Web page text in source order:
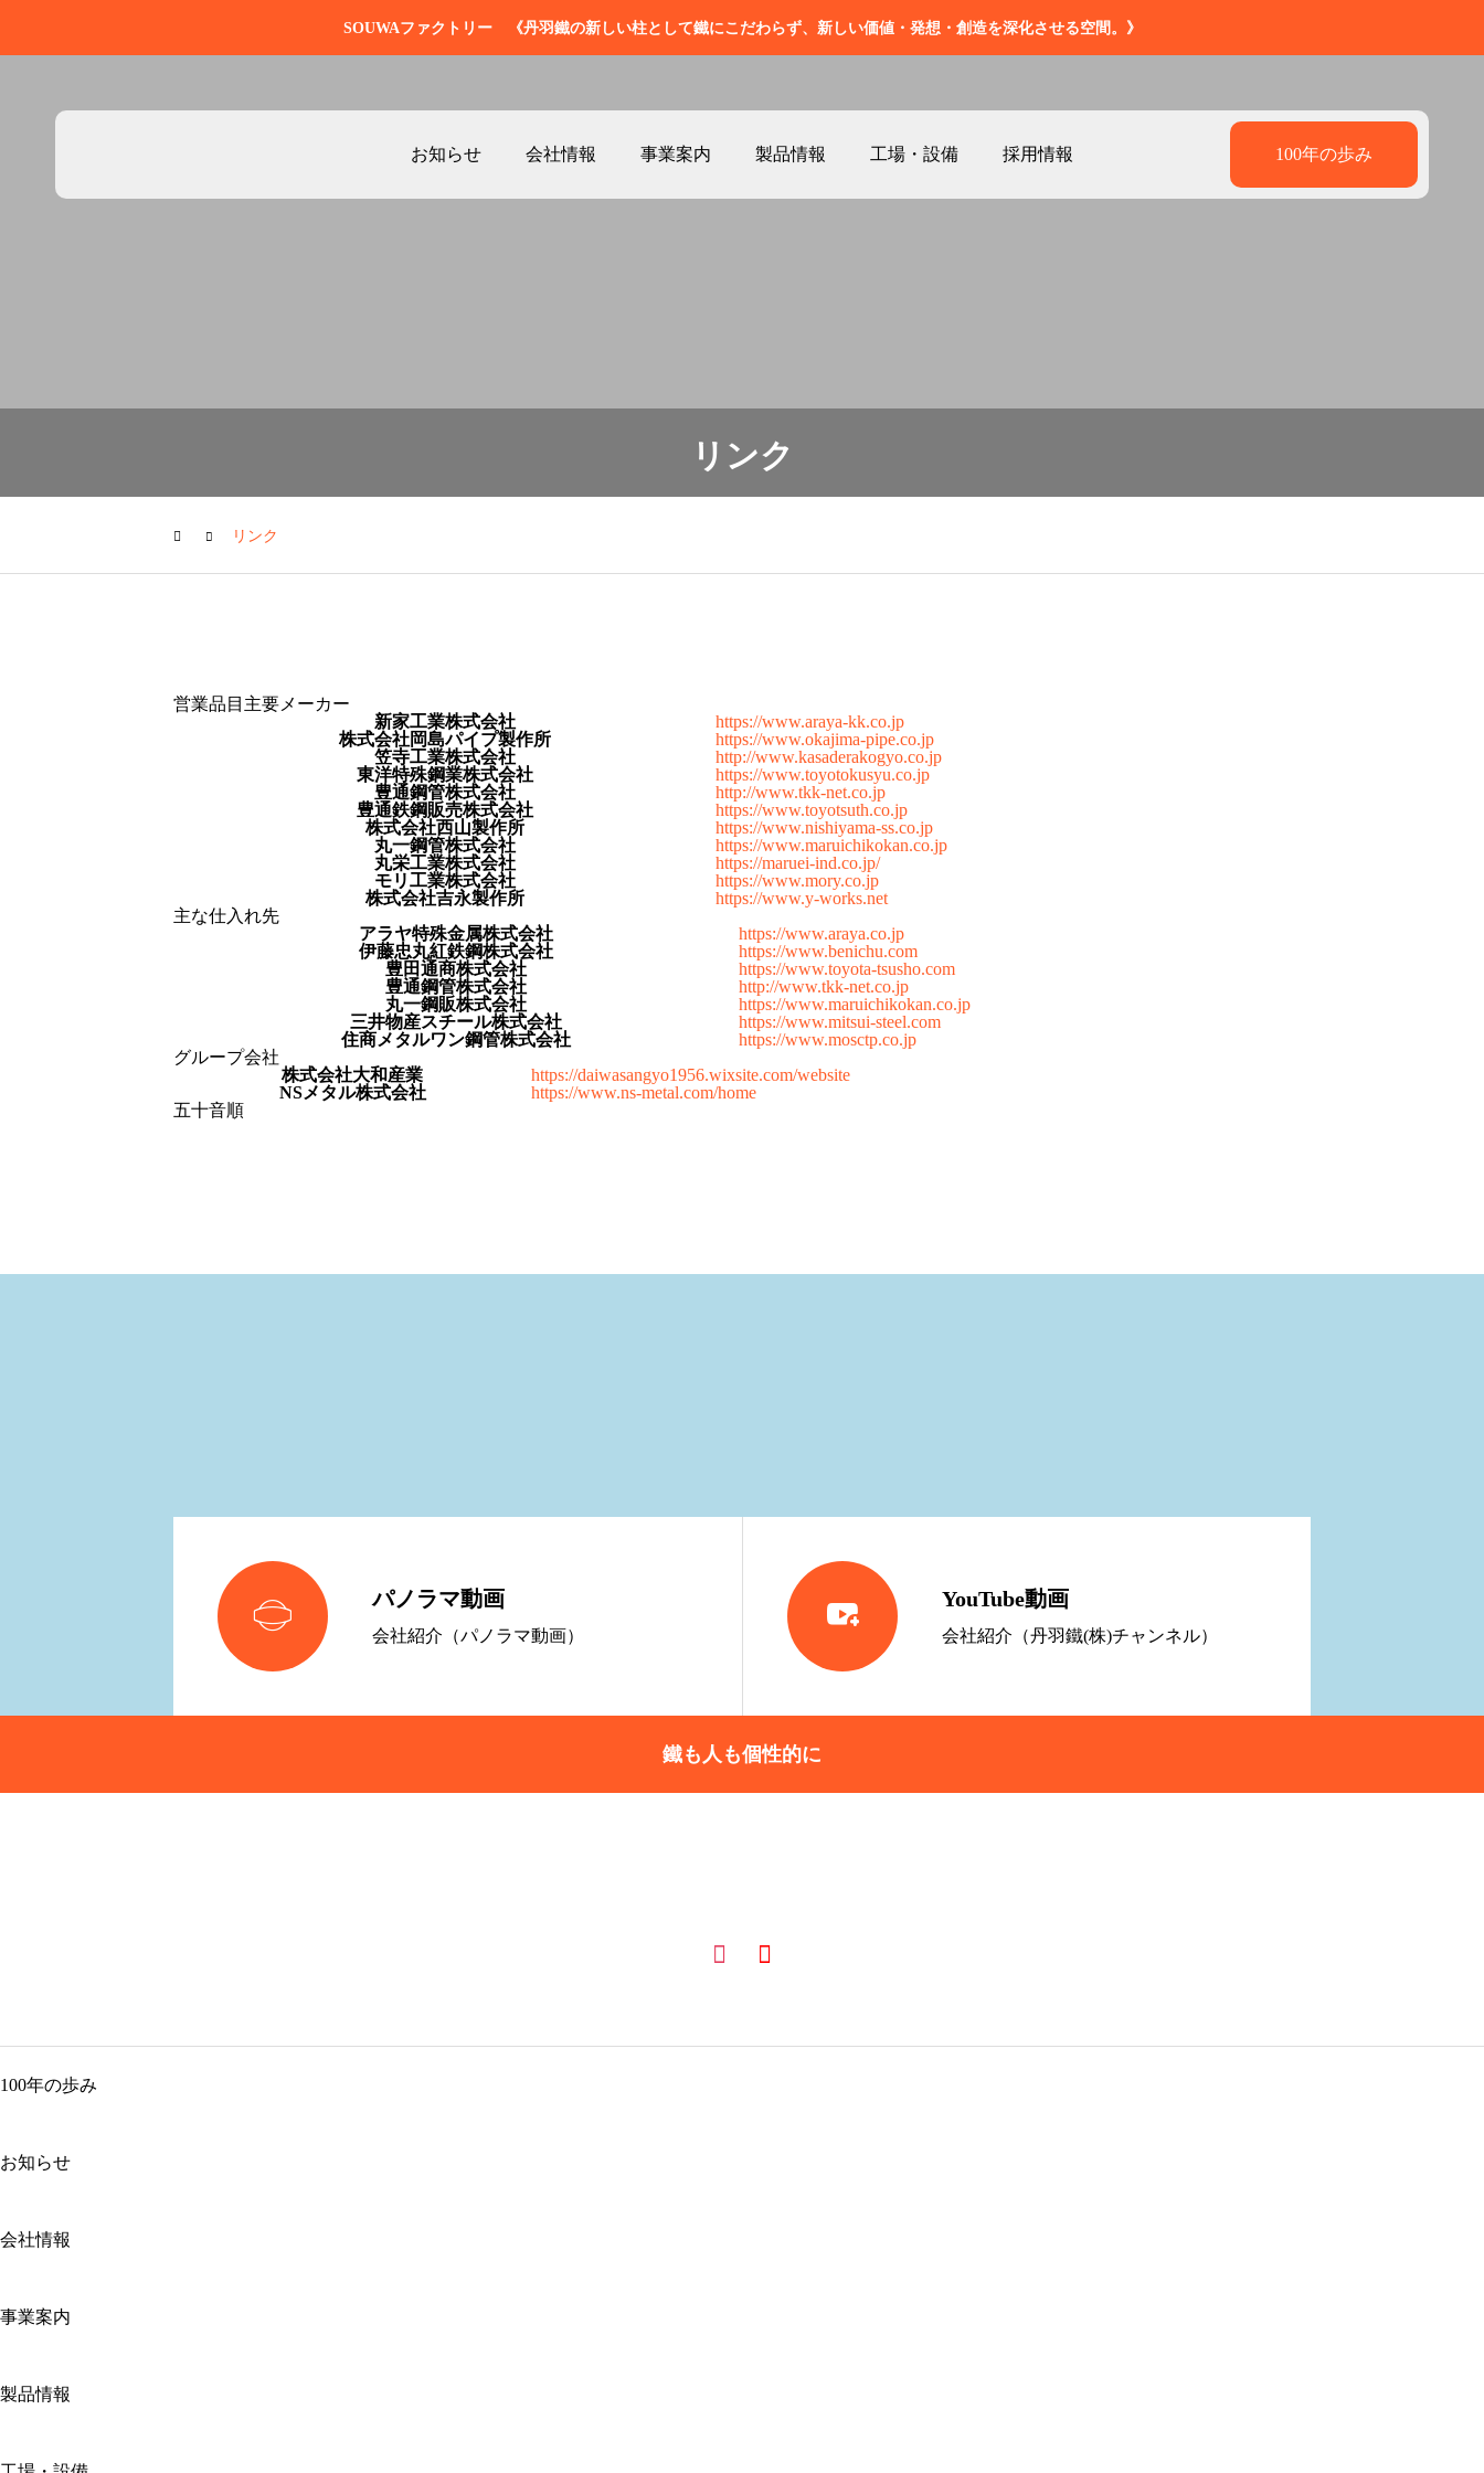
SOUWAファクトリー 《丹羽鐵の新しい柱として鐵にこだわらず、新しい価値・発想・創造を深化させる空間。》
お知らせ 会社情報 事業案内 製品情報 工場・設備 採用情報 100年の歩み
リンク
リンク
営業品目主要メーカー
新家工業株式会社
https://www.araya-kk.co.jp
株式会社岡島パイプ製作所
https://www.okajima-pipe.co.jp
笠寺工業株式会社
http://www.kasaderakogyo.co.jp
東洋特殊鋼業株式会社
https://www.toyotokusyu.co.jp
豊通鋼管株式会社
http://www.tkk-net.co.jp
豊通鉄鋼販売株式会社
https://www.toyotsuth.co.jp
株式会社西山製作所
https://www.nishiyama-ss.co.jp
丸一鋼管株式会社
https://www.maruichikokan.co.jp
丸栄工業株式会社
https://maruei-ind.co.jp/
モリ工業株式会社
https://www.mory.co.jp
株式会社吉永製作所
https://www.y-works.net
主な仕入れ先
アラヤ特殊金属株式会社
https://www.araya.co.jp
伊藤忠丸紅鉄鋼株式会社
https://www.benichu.com
豊田通商株式会社
https://www.toyota-tsusho.com
豊通鋼管株式会社
http://www.tkk-net.co.jp
丸一鋼販株式会社
https://www.maruichikokan.co.jp
三井物産スチール株式会社
https://www.mitsui-steel.com
住商メタルワン鋼管株式会社
https://www.mosctp.co.jp
グループ会社
株式会社大和産業
https://daiwasangyo1956.wixsite.com/website
NSメタル株式会社
https://www.ns-metal.com/home
五十音順
 パノラマ動画
会社紹介（パノラマ動画）  YouTube動画
会社紹介（丹羽鐵(株)チャンネル）
鐵も人も個性的に
100年の歩み
お知らせ
会社情報
事業案内
製品情報